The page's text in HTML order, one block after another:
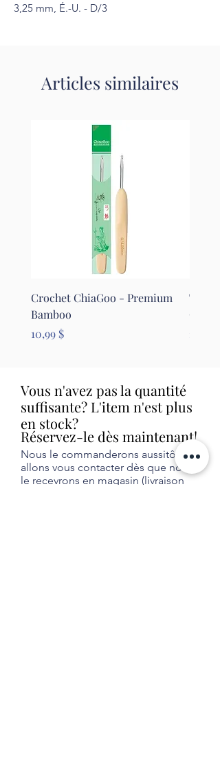
3,25 mm, É.-U. - D/3
Articles similaires
Crochet ChiaGoo - Premium
Bamboo
Prix
10,99 $
Tapis
Clover
Vous n'avez pas la quantité
suffisante? L'item n'est plus
en stock?
Réservez-le dès maintenant!
Nous le commanderons aussitôt et
allons vous contacter dès que nous
le recevrons en magasin (livraison